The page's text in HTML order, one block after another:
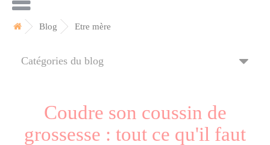
Blog Etre mère
Catégories du blog
Coudre son coussin de
grossesse : tout ce qu'il faut